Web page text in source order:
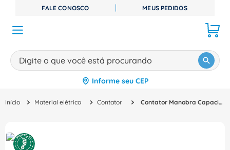
FALE CONOSCO MEUS PEDIDOS
Digite o que você está procurando
Informe seu CEP
Material elétrico Contator Contator Manobra Capacitor Tripolar 18-22A 220V 2NA+1NF Cwbc Cwbc* CWBC182130D23 Weg
TERMOS MAIS BUSCADOS
º disjuntor
3º